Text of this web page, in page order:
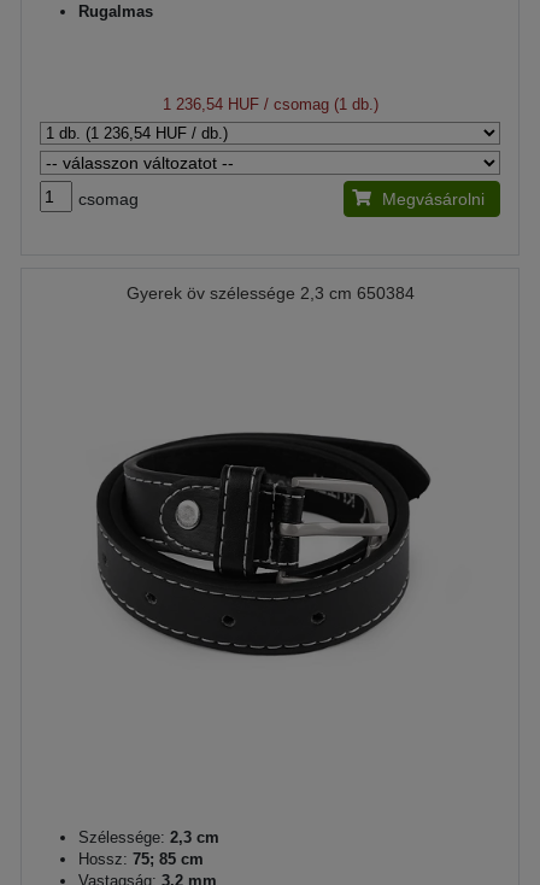
Rugalmas
1 236,54 HUF/ csomag (1 db.)
csomag Megvásárolni
Gyerek öv szélessége 2,3 cm 650384
Szélessége: 2,3 cm
Hossz: 75; 85 cm
Vastagság: 3,2 mm